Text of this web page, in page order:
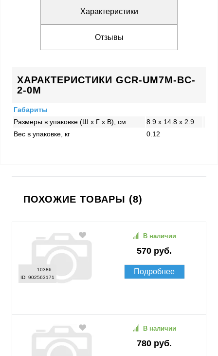
Характеристики
Отзывы
ХАРАКТЕРИСТИКИ GCR-UM7M-BC-
2-0M
Габариты
Размеры в упаковке (Ш x Г x В), см
8.9 x 14.8 x 2.9
Вес в упаковке, кг
0.12
ПОХОЖИЕ ТОВАРЫ (8)
10386_
ID: 902563171
570 руб.
В наличии
Подробнее
780 руб.
В наличии